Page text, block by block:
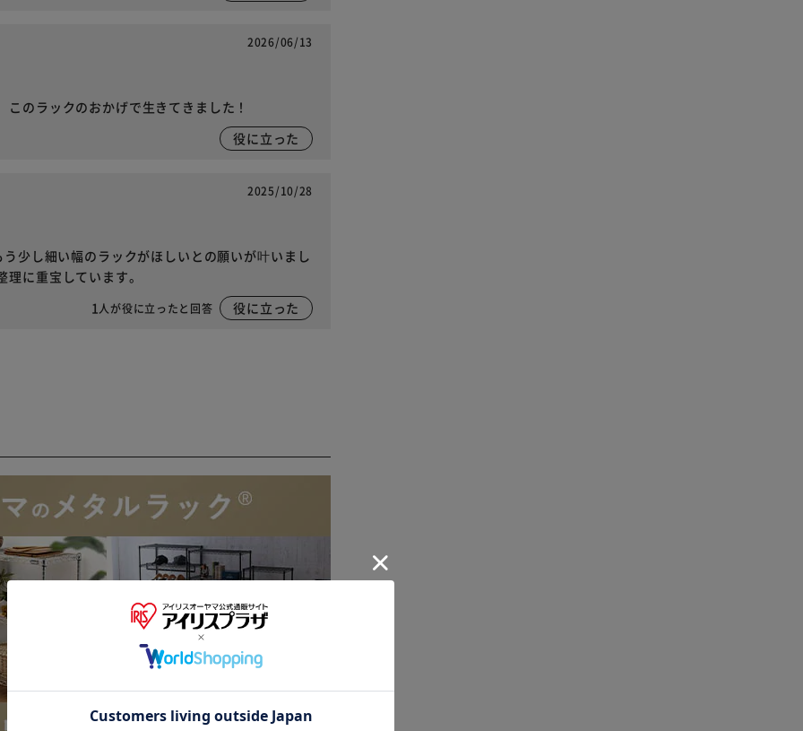
2026/06/13
のラックのおかげで生きてきました！
役に立った
2025/10/28
少し細い幅のラックがほしいとの願いが叶いまし
に重宝しています。
1人が役に立ったと回答 役に立った
※ご確認ください